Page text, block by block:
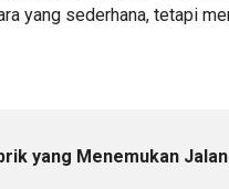
yang sederhana, tetapi
yang Menemukan